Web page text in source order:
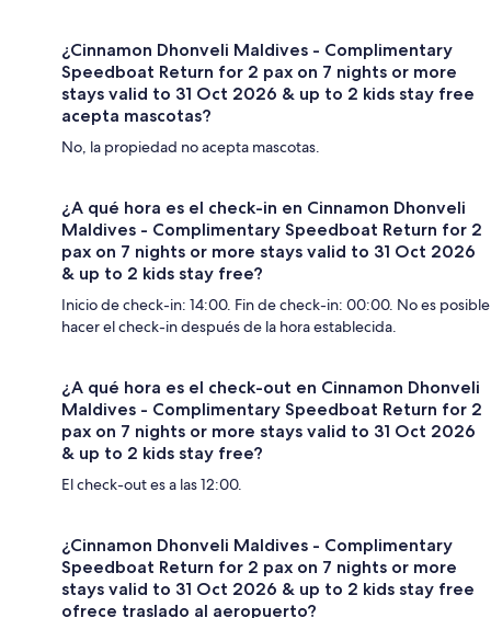
¿Cinnamon Dhonveli Maldives - Complimentary
Speedboat Return for 2 pax on 7 nights or more
stays valid to 31 Oct 2026 & up to 2 kids stay free
acepta mascotas?
No, la propiedad no acepta mascotas.
¿A qué hora es el check-in en Cinnamon Dhonveli
Maldives - Complimentary Speedboat Return for 2
pax on 7 nights or more stays valid to 31 Oct 2026
& up to 2 kids stay free?
Inicio de check-in: 14:00. Fin de check-in: 00:00. No es posible
hacer el check-in después de la hora establecida.
¿A qué hora es el check-out en Cinnamon Dhonveli
Maldives - Complimentary Speedboat Return for 2
pax on 7 nights or more stays valid to 31 Oct 2026
& up to 2 kids stay free?
El check-out es a las 12:00.
¿Cinnamon Dhonveli Maldives - Complimentary
Speedboat Return for 2 pax on 7 nights or more
stays valid to 31 Oct 2026 & up to 2 kids stay free
ofrece traslado al aeropuerto?